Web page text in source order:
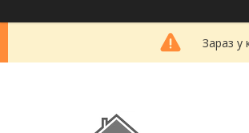
Зараз у